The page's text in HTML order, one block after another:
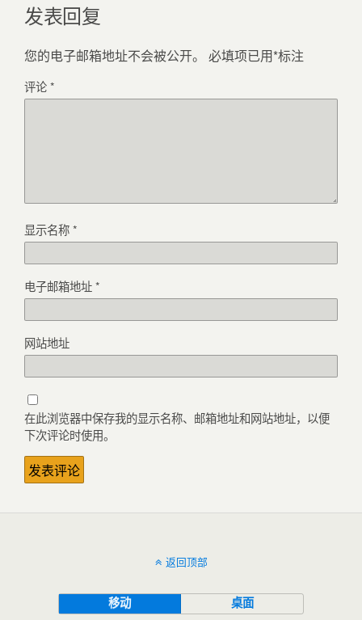
发表回复
您的电子邮箱地址不会被公开。 必填项已用*标注
评论*
显示名称*
电子邮箱地址*
网站地址
在此浏览器中保存我的显示名称、邮箱地址和网站地址，以便
下次评论时使用。
返回顶部
移动 桌面